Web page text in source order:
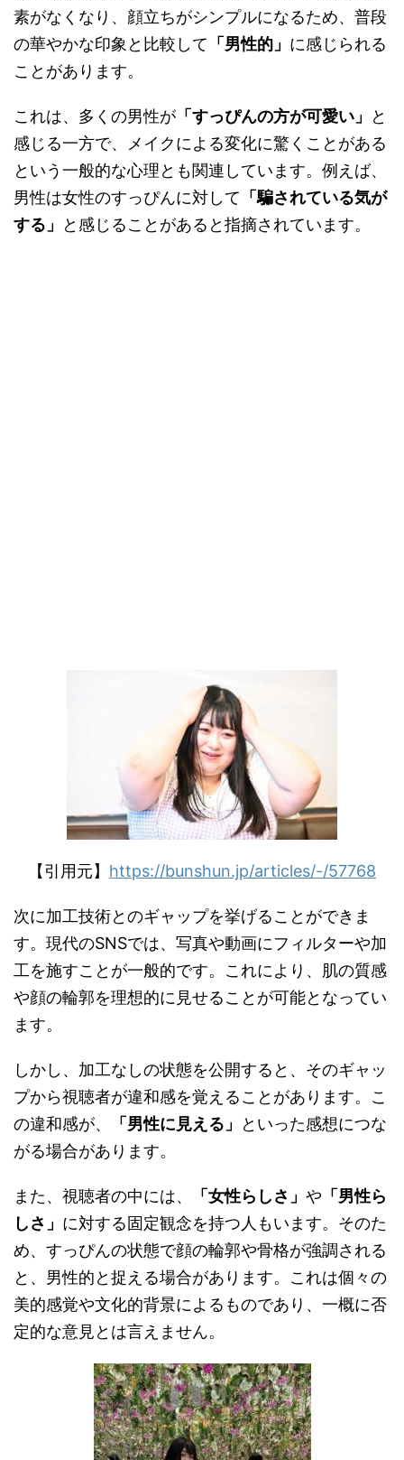
素がなくなり、顔立ちがシンプルになるため、普段
の華やかな印象と比較して 「男性的」 に感じられる
ことがあります。
これは、多くの男性が 「すっぴんの方が可愛い」
と
感じる一方で、メイクによる変化に驚くことがある
という一般的な心理とも関連しています。例えば、
男性は女性のすっぴんに対して 「騙されている気が
する」
と感じることがあると指摘されています。
【引用元】 https://bunshun.jp/articles/-/57768
次に加工技術とのギャップを挙げることができま
す。現代のSNSでは、写真や動画にフィルターや加
工を施すことが一般的です。これにより、肌の質感
や顔の輪郭を理想的に見せることが可能となってい
ます。
しかし、加工なしの状態を公開すると、そのギャッ
プから視聴者が違和感を覚えることがあります。こ
の違和感が、
「男性に見える」
といった感想につな
がる場合があります。
また、視聴者の中には、 「女性らしさ」 や 「男性ら
しさ」 に対する固定観念を持つ人もいます。そのた
め、すっぴんの状態で顔の輪郭や骨格が強調される
と、男性的と捉える場合があります。これは個々の
美的感覚や文化的背景によるものであり、一概に否
定的な意見とは言えません。